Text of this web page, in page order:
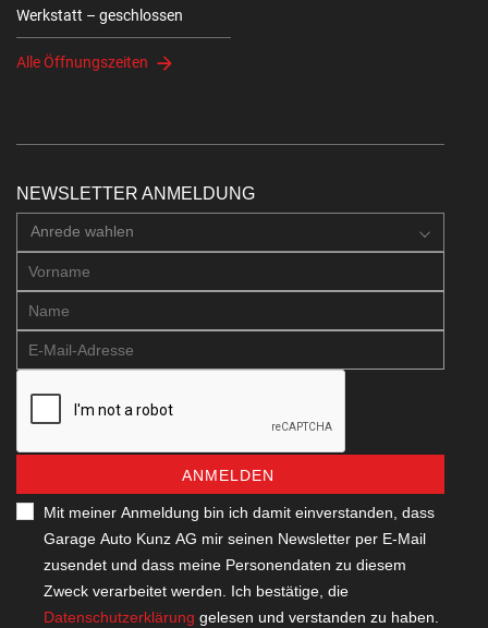
Werkstatt – geschlossen
Alle Öffnungszeiten
NEWSLETTER ANMELDUNG
Anrede wahlen
ANMELDEN
Mit meiner Anmeldung bin ich damit einverstanden, dass
Garage Auto Kunz AG mir seinen Newsletter per E-Mail
zusendet und dass meine Personendaten zu diesem
Zweck verarbeitet werden. Ich bestätige, die
Datenschutzerklärung gelesen und verstanden zu haben.